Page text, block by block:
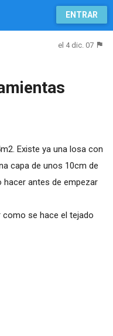
ENTRAR
el 4 dic. 07
Existe ya una losa con
capa de unos 10cm de
hacer antes de empezar
como se hace el tejado